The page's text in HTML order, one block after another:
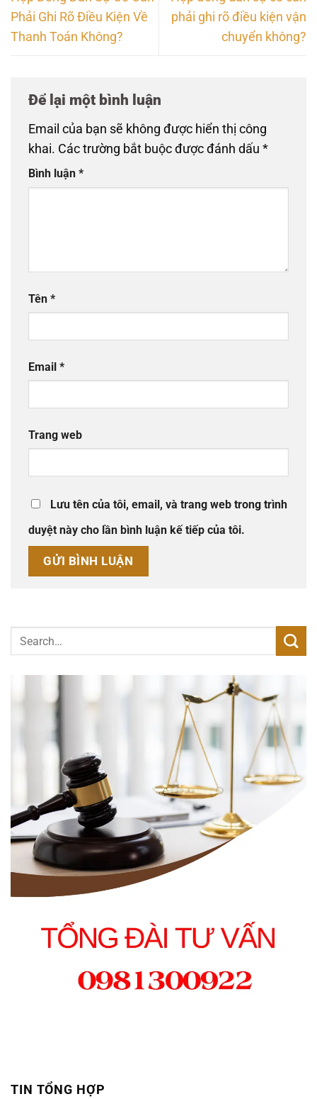
Phải Ghi Rõ Điều Kiện Về
Thanh Toán Không?
phải ghi rõ điều kiện vận
chuyển không?
Để lại một bình luận
Email của bạn sẽ không được hiển thị công
khai. Các trường bắt buộc được đánh dấu *
Bình luận *
Tên *
Email *
Trang web
Lưu tên của tôi, email, và trang web trong trình
duyệt này cho lần bình luận kế tiếp của tôi.
TIN TỔNG HỢP